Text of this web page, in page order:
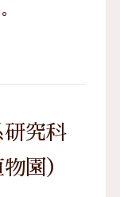
研究科
園）